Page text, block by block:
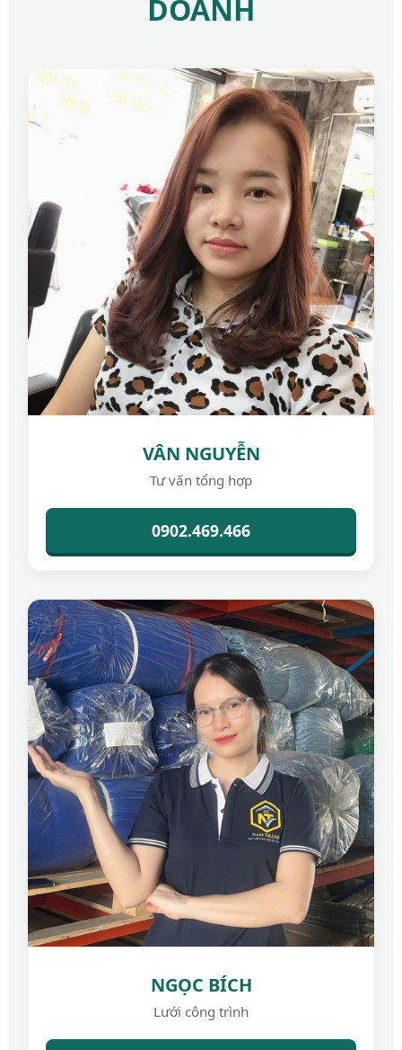
DOANH
VÂN NGUYỄN
Tư vấn tổng hợp
0902.469.466
NGỌC BÍCH
Lưới công trình